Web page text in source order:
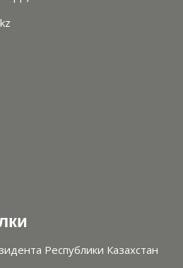
Республики Казахстан